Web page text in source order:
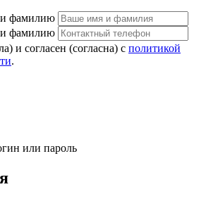
фамилию
фамилию
и согласен (согласна) с политикой
.
или пароль